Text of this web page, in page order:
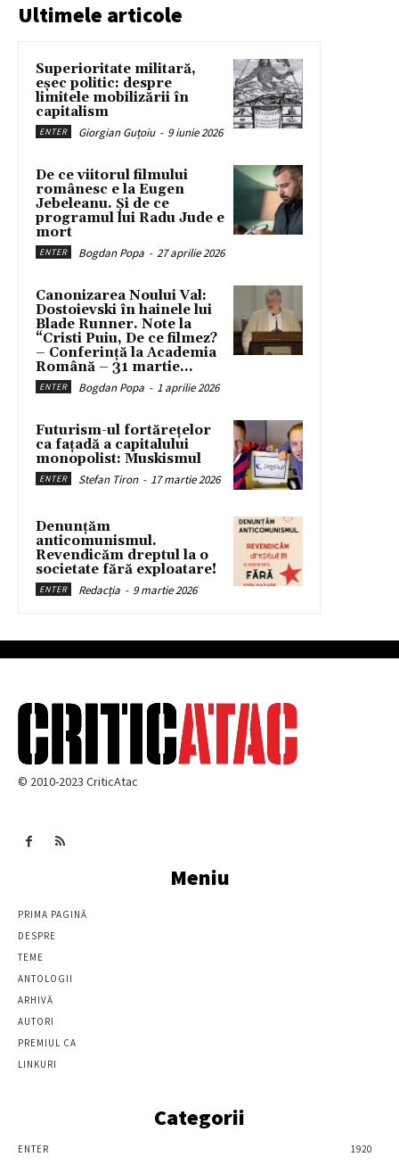
Ultimele articole
Superioritate militară,
eșec politic: despre
limitele mobilizării în
capitalism
ENTER Giorgian Guțoiu - 9 iunie 2026
De ce viitorul filmului
românesc e la Eugen
Jebeleanu. Și de ce
programul lui Radu Jude e
mort
ENTER Bogdan Popa - 27 aprilie 2026
Canonizarea Noului Val:
Dostoievski în hainele lui
Blade Runner. Note la
“Cristi Puiu, De ce filmez?
– Conferință la Academia
Română – 31 martie...
ENTER Bogdan Popa - 1 aprilie 2026
Futurism-ul fortărețelor
ca fațadă a capitalului
monopolist: Muskismul
ENTER Stefan Tiron - 17 martie 2026
Denunțăm
anticomunismul.
Revendicăm dreptul la o
societate fără exploatare!
ENTER Redacția - 9 martie 2026
© 2010-2023 CriticAtac
Meniu
PRIMA PAGINĂ
DESPRE
TEME
ANTOLOGII
ARHIVĂ
AUTORI
PREMIUL CA
LINKURI
Categorii
ENTER
1920